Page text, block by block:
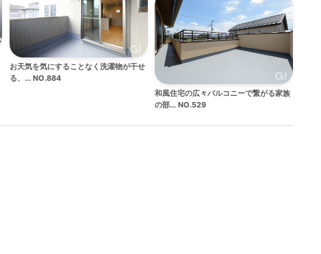
お天気を気にすることなく洗濯物が干せ
る、... NO.884
和風住宅の広々バルコニーで繋がる家族
の部... NO.529